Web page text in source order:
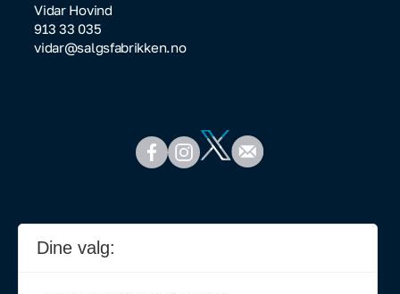
Vidar Hovind
913 33 035
vidar@salgsfabrikken.no
Dine valg: